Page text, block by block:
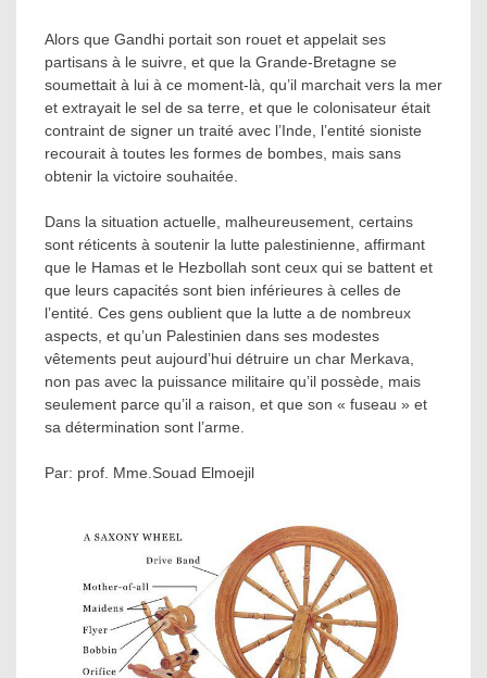
Alors que Gandhi portait son rouet et appelait ses
partisans à le suivre, et que la Grande-Bretagne se
soumettait à lui à ce moment-là, qu’il marchait vers la mer
et extrayait le sel de sa terre, et que le colonisateur était
contraint de signer un traité avec l’Inde, l’entité sioniste
recourait à toutes les formes de bombes, mais sans
obtenir la victoire souhaitée.
Dans la situation actuelle, malheureusement, certains
sont réticents à soutenir la lutte palestinienne, affirmant
que le Hamas et le Hezbollah sont ceux qui se battent et
que leurs capacités sont bien inférieures à celles de
l’entité. Ces gens oublient que la lutte a de nombreux
aspects, et qu’un Palestinien dans ses modestes
vêtements peut aujourd’hui détruire un char Merkava,
non pas avec la puissance militaire qu’il possède, mais
seulement parce qu’il a raison, et que son « fuseau » et
sa détermination sont l’arme.
Par: prof. Mme.Souad Elmoejil